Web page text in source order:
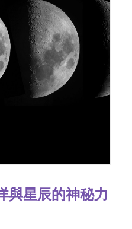
與星辰的神秘力